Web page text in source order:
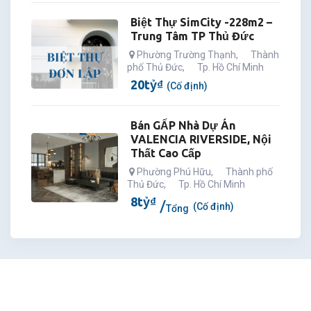
Biệt Thự SimCity -228m2 –
Trung Tâm TP Thủ Đức
Phường Trường Thạnh,
Thành
phố Thủ Đức, Tp. Hồ Chí Minh
20tỷ₫ (Cố định)
Bán GẤP Nhà Dự Án
VALENCIA RIVERSIDE, Nội
Thất Cao Cấp
Phường Phú Hữu,
Thành phố
Thủ Đức, Tp. Hồ Chí Minh
8tỷ₫ Tổng (Cố định)